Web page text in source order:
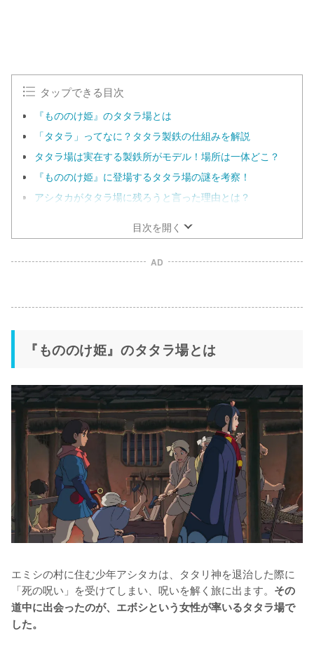
タップできる目次
『もののけ姫』のタタラ場とは
「タタラ」ってなに？タタラ製鉄の仕組みを解説
タタラ場は実在する製鉄所がモデル！場所は一体どこ？
『もののけ姫』に登場するタタラ場の謎を考察！
アシタカがタタラ場に残ろうと言った理由とは？
目次を開く
AD
『もののけ姫』のタタラ場とは
エミシの村に住む少年アシタカは、タタリ神を退治した際に
「死の呪い」を受けてしまい、呪いを解く旅に出ます。 その
道中に出会ったのが、エボシという女性が率いるタタラ場で
した。